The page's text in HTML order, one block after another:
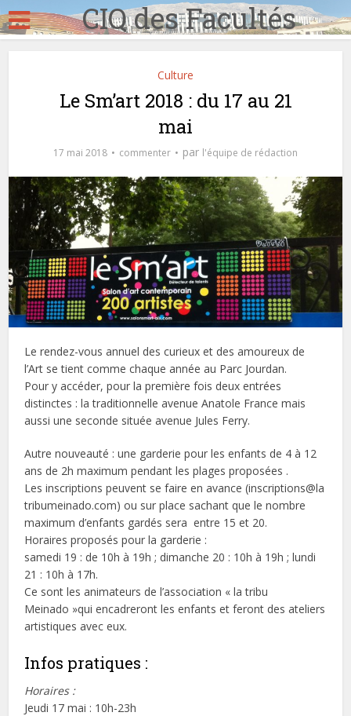
CIQ des Facultés
Culture
Le Sm’art 2018 : du 17 au 21
mai
17 mai 2018 commenter par l'équipe de rédaction
Le rendez-vous annuel des curieux et des amoureux de
l’Art se tient comme chaque année au Parc Jourdan.
Pour y accéder, pour la première fois deux entrées
distinctes : la traditionnelle avenue Anatole France mais
aussi une seconde située avenue Jules Ferry.
Autre nouveauté : une garderie pour les enfants de 4 à 12
ans de 2h maximum pendant les plages proposées .
Les inscriptions peuvent se faire en avance (inscriptions@la
tribumeinado.com) ou sur place sachant que le nombre
maximum d’enfants gardés sera entre 15 et 20.
Horaires proposés pour la garderie :
samedi 19 : de 10h à 19h ; dimanche 20 : 10h à 19h ; lundi
21 : 10h à 17h.
Ce sont les animateurs de l’association « la tribu
Meinado »qui encadreront les enfants et feront des ateliers
artistiques avec eux.
Infos pratiques :
Horaires :
Jeudi 17 mai : 10h-23h